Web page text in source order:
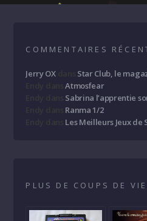
COMMENTAIRES
Jerry OXdans Star Club, le
dansAtmosfear
Sabrina l’apprentie
Ranma 1/2
Les Meilleurs Jeux de
PLUS DE COUPS DE